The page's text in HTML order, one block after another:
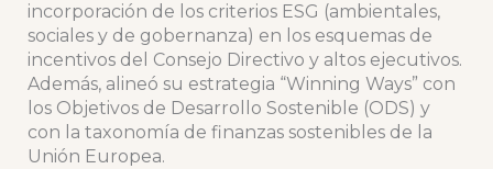
incorporación de los criterios ESG (ambientales,
sociales y de gobernanza) en los esquemas de
incentivos del Consejo Directivo y altos ejecutivos.
Además, alineó su estrategia “Winning Ways” con
los Objetivos de Desarrollo Sostenible (ODS) y
con la taxonomía de finanzas sostenibles de la
Unión Europea.